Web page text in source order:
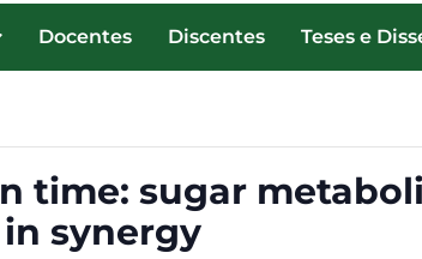
Docentes Discentes Teses e
time: sugar
synergy